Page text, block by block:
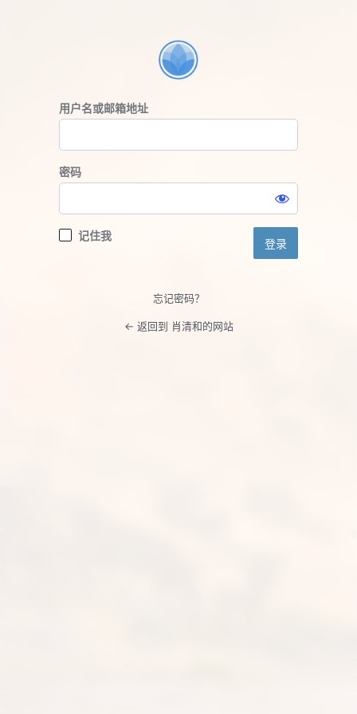
用户名或邮箱地址
密码
记住我
忘记密码？
← 返回到 肖清和的网站